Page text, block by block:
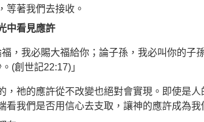
等著我們去接收。
中看見應許
福，我必賜大福給你；論子孫，我必叫你的子
(創世記22:17)」
，祂的應許從不改變也絕對會實現。即使是
看我們是否用信心去支取，讓神的應許成為我